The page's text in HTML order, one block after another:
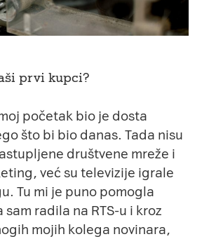
prvi kupci?
početak bio je dosta
što bi bio danas. Tada nisu
društvene mreže i
već su televizije igrale
Tu mi je puno pomogla
radila na RTS-u i kroz
mojih kolega novinara,